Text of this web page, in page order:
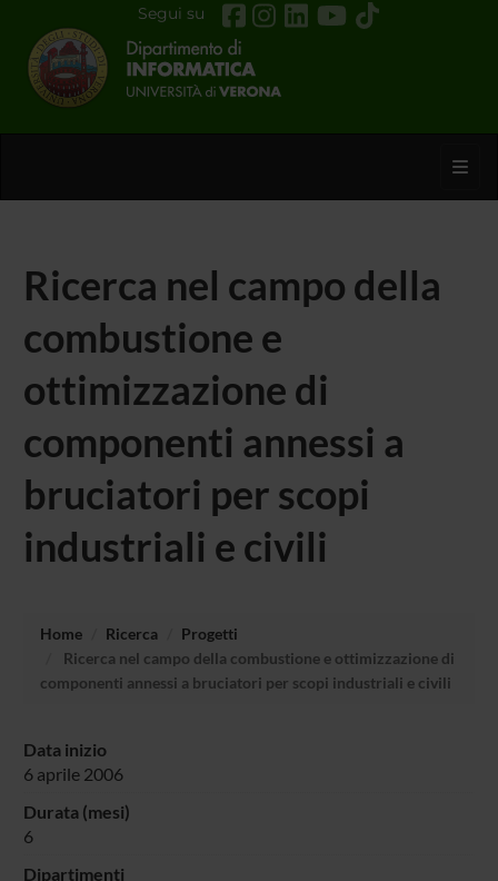
Segui su
Ricerca nel campo della
combustione e
ottimizzazione di
componenti annessi a
bruciatori per scopi
industriali e civili
Home Ricerca
Progetti
Ricerca nel campo della combustione e ottimizzazione di
componenti annessi a bruciatori per scopi industriali e civili
Data inizio
6 aprile 2006
Durata (mesi)
6
Dipartimenti